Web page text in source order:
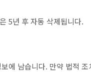
5년 후 자동 삭제됩니다.
에 남습니다. 만약 법적